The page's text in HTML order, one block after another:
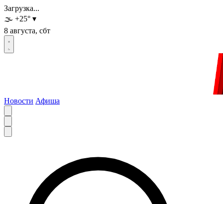
Загрузка...
🌫️ +25° ▾
8 августа, сбт
Новости Афиша